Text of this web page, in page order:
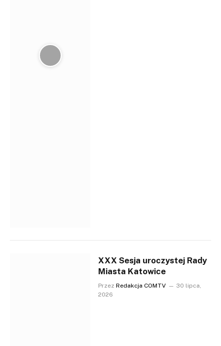
XXX Sesja uroczystej Rady
Miasta Katowice
PrzezRedakcja COMTV
30 lipca,
2026